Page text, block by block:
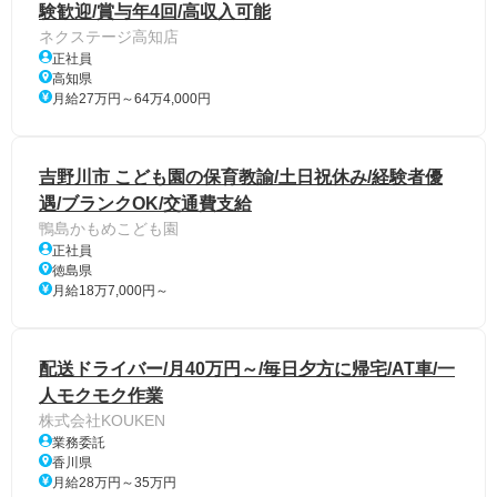
験歓迎/賞与年4回/高収入可能
ネクステージ高知店
正社員
高知県
月給27万円～64万4,000円
吉野川市 こども園の保育教諭/土日祝休み/経験者優
遇/ブランクOK/交通費支給
鴨島かもめこども園
正社員
徳島県
月給18万7,000円～
配送ドライバー/月40万円～/毎日夕方に帰宅/AT車/一
人モクモク作業
株式会社KOUKEN
業務委託
香川県
月給28万円～35万円